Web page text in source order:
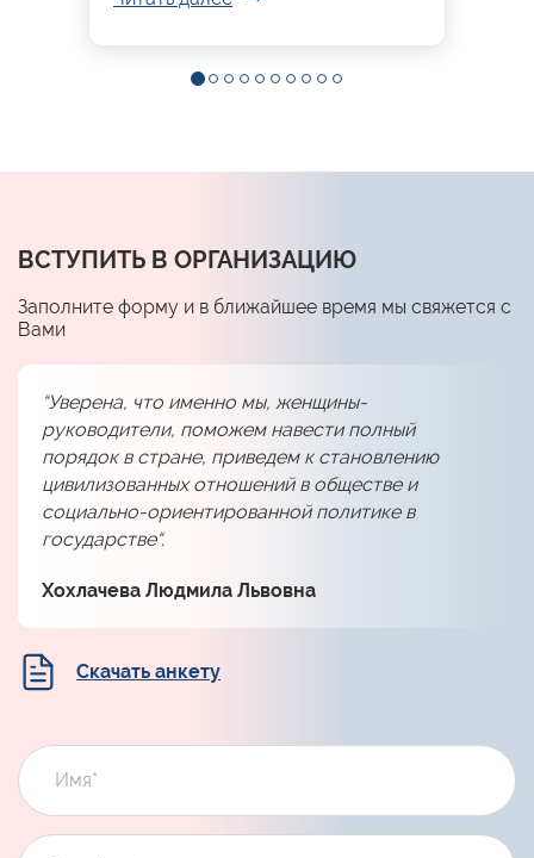
ВСТУПИТЬ В ОРГАНИЗАЦИЮ
Заполните форму и в ближайшее время мы свяжется с
Вами
“Уверена, что именно мы, женщины-
руководители, поможем навести полный
порядок в стране, приведем к становлению
цивилизованных отношений в обществе и
социально-ориентированной политике в
государстве“.
Хохлачева Людмила Львовна
Скачать анкету